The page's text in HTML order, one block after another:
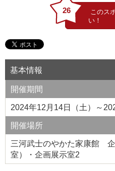
26
基本情報
開催期間
2024年12月14日（土）～
開催場所
三河武士のやかた家康館
室）・企画展示室2